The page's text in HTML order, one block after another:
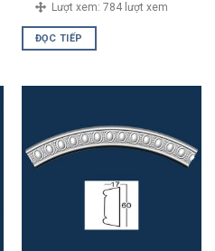
Lượt xem: 784 lượt xem
ĐỌC TIẾP